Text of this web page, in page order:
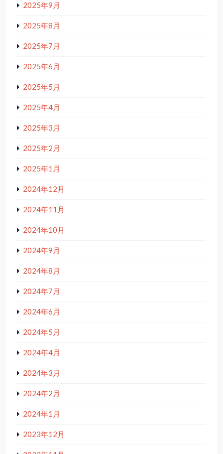
2025年9月
2025年8月
2025年7月
2025年6月
2025年5月
2025年4月
2025年3月
2025年2月
2025年1月
2024年12月
2024年11月
2024年10月
2024年9月
2024年8月
2024年7月
2024年6月
2024年5月
2024年4月
2024年3月
2024年2月
2024年1月
2023年12月